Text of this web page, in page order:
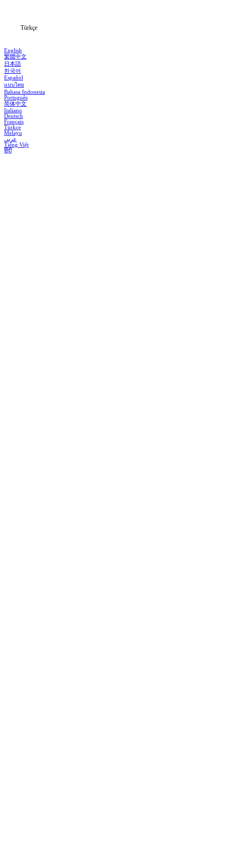
Türkçe
English
繁體中文
日本語
한국어
Español
แบบไทย
Bahasa Indonesia
Português
简体中文
Italiano
Deutsch
Français
Türkçe
Melayu
عربي
Tiếng Việt
हिंदी